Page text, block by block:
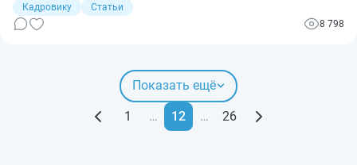
предприятии. Даже если это будет обычный офис, где вредные
факторы в большинстве случаев отсутствуют.
Кадровику
Статьи
8 798
Показать ещё
1 … 12 … 26